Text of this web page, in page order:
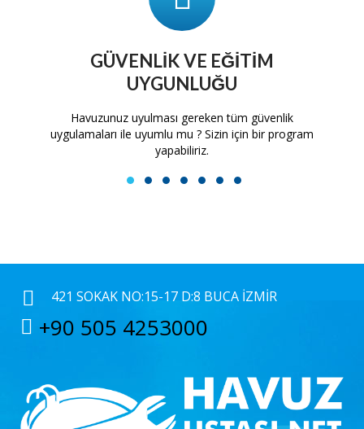
GÜVENLIK VE EĞITIM
UYGUNLUĞU
Havuzunuz uyulması gereken tüm güvenlik
uygulamaları ile uyumlu mu ? Sizin için bir program
yapabiliriz.
1 2 3 4 5 6 7
421 SOKAK NO:15-17 D:8 BUCA İZMIR
+90 505 4253000